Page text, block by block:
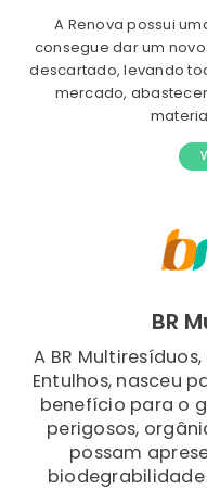
A Renova possui
consegue dar um
descartado, levando
mercado,
BR
A BR
Entulhos, nasceu
benefício para o
perigosos,
possam